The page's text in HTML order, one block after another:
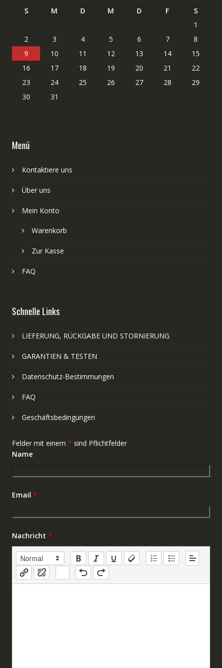
S M D M D F
S
1
2
3 4 5 6 7
8
9
10 11 12 13 14
15
16
17 18 19 20 21
22
23
24 25 26 27 28
29
30
31
Menü
Kontaktiere uns
Über uns
Mein Konto
Warenkorb
Zur Kasse
FAQ
Schnelle Links
LIEFERUNG, RÜCKGABE UND STORNIERUNG
GARANTIEN & TESTEN
Datenschutz-Bestimmungen
FAQ
Geschäftsbedingungen
Felder mit einem * sind Pflichtfelder
Name
Email *
Nachricht *